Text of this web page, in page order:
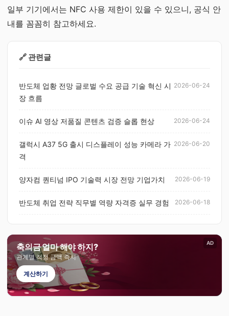
일부 기기에서는 NFC 사용 제한이 있을 수 있으니, 공식 안
내를 꼼꼼히 참고하세요.
🔗 관련글
반도체 업황 전망 글로벌 수요 공급 기술 혁신 시
장 흐름
2026-06-24
이슈 AI 영상 저품질 콘텐츠 검증 슬롭 현상 2026-06-24
갤럭시 A37 5G 출시 디스플레이 성능 카메라 가
격
2026-06-20
양자컴 퀀티넘 IPO 기술력 시장 전망 기업가치 2026-06-19
반도체 취업 전략 직무별 역량 자격증 실무 경험 2026-06-18
AD
축의금 얼마 해야 하지?
관계별 적정 금액 즉시
계산하기